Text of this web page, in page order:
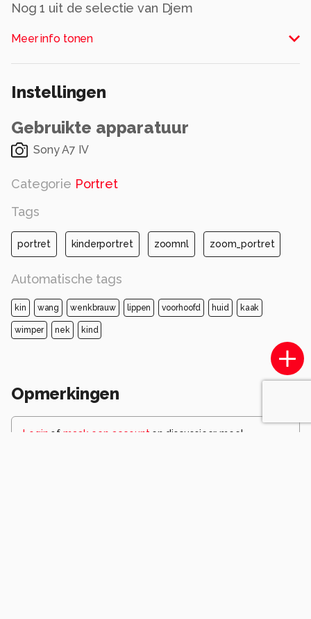
Nog 1 uit de selectie van Djem
Alle rechten voorbehouden
Meer info tonen
Instellingen
Gebruikte apparatuur
Sony A7 IV
Categorie Portret
Tags
portret kinderportret zoomnl zoom_portret
Automatische tags
kin wang wenkbrauw lippen voorhoofd huid kaak
wimper nek kind
Opmerkingen
Login of maak een account en discussieer mee!